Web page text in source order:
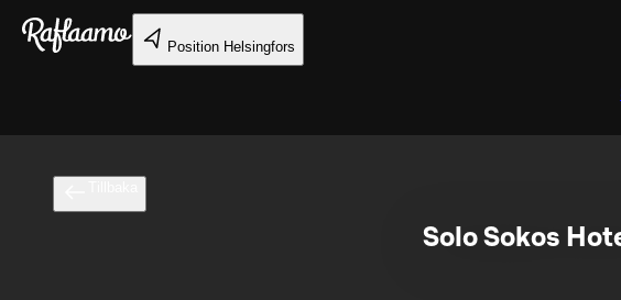
Gå till huvudinnehållet
Position Helsingfors
Solo Sokos